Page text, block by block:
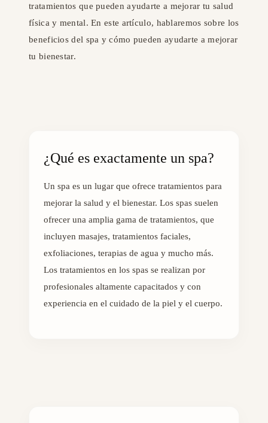
tratamientos que pueden ayudarte a mejorar tu salud
física y mental. En este artículo, hablaremos sobre los
beneficios del spa y cómo pueden ayudarte a mejorar
tu bienestar.
¿Qué es exactamente un spa?
Un spa es un lugar que ofrece tratamientos para
mejorar la salud y el bienestar. Los spas suelen
ofrecer una amplia gama de tratamientos, que
incluyen masajes, tratamientos faciales,
exfoliaciones, terapias de agua y mucho más.
Los tratamientos en los spas se realizan por
profesionales altamente capacitados y con
experiencia en el cuidado de la piel y el cuerpo.